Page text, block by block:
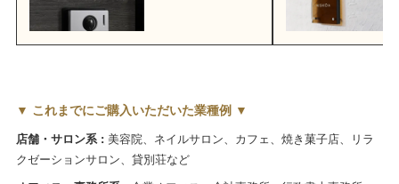
▼ これまでにご購入いただいた業種例 ▼
店舗・サロン系 : 美容院、ネイルサロン、カフェ、焼き菓子店、リラ
クゼーションサロン、貸別荘など